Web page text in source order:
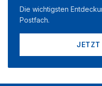
Die wichtigsten
Postfach.
JETZT